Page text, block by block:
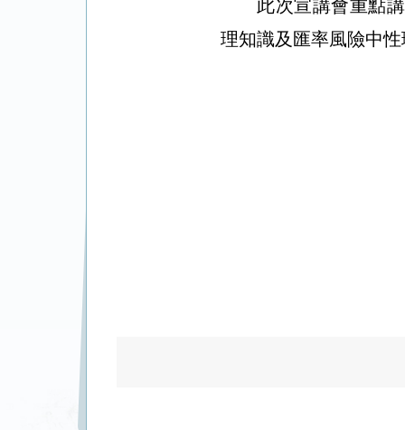
此次宣講會重點
理知識及匯率風險中